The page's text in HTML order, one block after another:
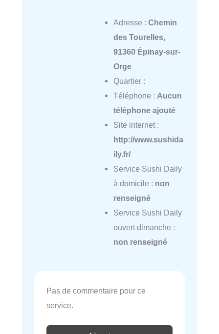
Adresse : Chemin
des Tourelles,
91360 Épinay-sur-
Orge
Quartier :
Téléphone : Aucun
téléphone ajouté
Site internet :
http://www.sushida
ily.fr/
Service Sushi Daily
à domicile : non
renseigné
Service Sushi Daily
ouvert dimanche :
non renseigné
Pas de commentaire pour ce
service.